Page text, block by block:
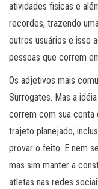
atividades fisicas e
recordes, trazendo
outros usuários e isso
pessoas que correm
Os adjetivos mais
Surrogates. Mas a
correm com sua conta
trajeto planejado,
provar o feito. E nem
mas sim manter a
atletas nas redes